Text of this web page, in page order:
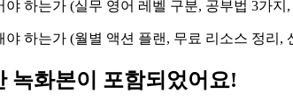
야 하는가 (실무 영어 레벨 구분, 공부법 3가지
야 하는가 (월별 액션 플랜, 무료 리소스 정리,
녹화본이 포함되었어요!